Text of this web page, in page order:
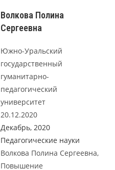
Волкова Полина
Сергеевна
Южно-Уральский
государственный
гуманитарно-
педагогический
университет
20.12.2020
Декабрь, 2020
Педагогические науки
Волкова Полина Сергеевна,
Повышение